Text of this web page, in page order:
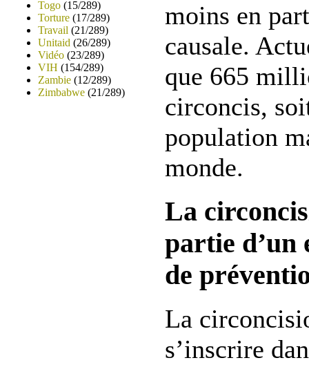
Togo (15/289)
Torture (17/289)
Travail (21/289)
Unitaid (26/289)
Vidéo (23/289)
VIH (154/289)
Zambie (12/289)
Zimbabwe (21/289)
moins en
causale.
que 665
circoncis,
population
monde.
La
partie d’un
de
La
s’inscrire